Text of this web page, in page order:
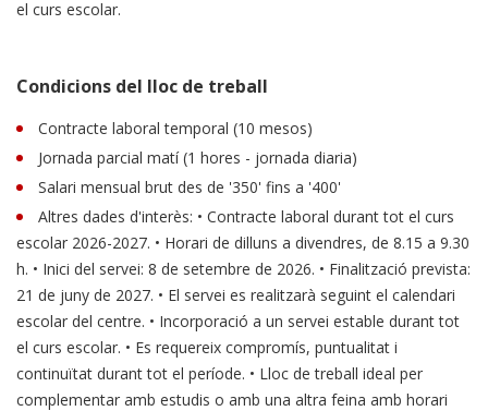
el curs escolar.
Condicions del lloc de treball
Contracte laboral temporal (10 mesos)
Jornada parcial matí (1 hores - jornada diaria)
Salari mensual brut des de '350' fins a '400'
Altres dades d'interès: • Contracte laboral durant tot el curs
escolar 2026-2027. • Horari de dilluns a divendres, de 8.15 a 9.30
h. • Inici del servei: 8 de setembre de 2026. • Finalització prevista:
21 de juny de 2027. • El servei es realitzarà seguint el calendari
escolar del centre. • Incorporació a un servei estable durant tot
el curs escolar. • Es requereix compromís, puntualitat i
continuïtat durant tot el període. • Lloc de treball ideal per
complementar amb estudis o amb una altra feina amb horari